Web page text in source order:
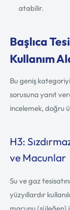
atabilir.
Başlıca
Kullanım
Bu geniş
sorusuna yanıt
incelemek, doğru
H3:
ve Macunlar
Su ve gaz
yüzyıllardır